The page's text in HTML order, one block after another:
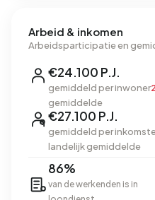
Arbeid & inkomen
Arbeidsparticipatie en
€24.100 P.J.
gemiddeld per inwoner
gemiddelde
€27.100 P.J.
gemiddeld per
landelijk gemiddelde
86%
van de werkenden is in